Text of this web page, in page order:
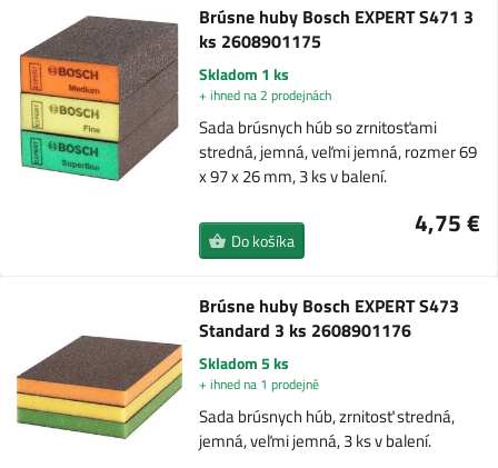
Brúsne huby Bosch EXPERT S471 3
ks 2608901175
Skladom 1 ks
+ ihned na 2 prodejnách
Sada brúsnych húb so zrnitosťami
stredná, jemná, veľmi jemná, rozmer 69
x 97 x 26 mm, 3 ks v balení.
4,75 €
Do košíka
Brúsne huby Bosch EXPERT S473
Standard 3 ks 2608901176
Skladom 5 ks
+ ihned na 1 prodejně
Sada brúsnych húb, zrnitosť stredná,
jemná, veľmi jemná, 3 ks v balení.